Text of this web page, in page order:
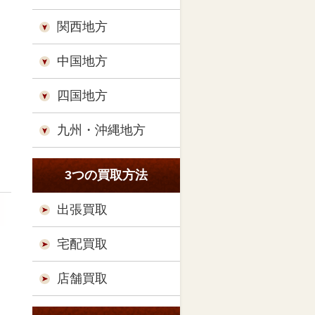
関西地方
中国地方
四国地方
九州・沖縄地方
3つの買取方法
出張買取
宅配買取
店舗買取